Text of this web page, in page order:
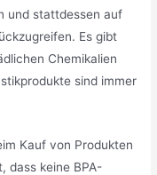
und stattdessen auf
Es gibt
Chemikalien
sind immer
Kauf von Produkten
dass keine BPA-